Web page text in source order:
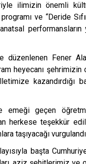
ilimizin önemli
ve “Deride
Fener
heyecanı şehrimizin
kazandırdığı
emeği geçen
herkese teşekkür
taşıyacağı
başta